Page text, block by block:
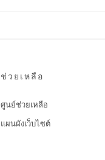
ช่วยเหลือ
ศูนย์ช่วยเหลือ
แผนผังเว็บไซต์